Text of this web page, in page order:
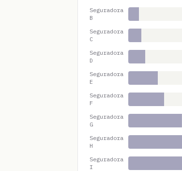
Seguradora
B
Seguradora
C
Seguradora
D
Seguradora
E
Seguradora
F
Seguradora
G
Seguradora
H
Seguradora
I